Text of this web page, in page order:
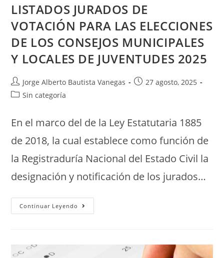
LISTADOS JURADOS DE
VOTACIÓN PARA LAS ELECCIONES
DE LOS CONSEJOS MUNICIPALES
Y LOCALES DE JUVENTUDES 2025
Jorge Alberto Bautista Vanegas
27 agosto, 2025
Sin categoría
En el marco del de la Ley Estatutaria 1885
de 2018, la cual establece como función de
la Registraduría Nacional del Estado Civil la
designación y notificación de los jurados…
Continuar Leyendo